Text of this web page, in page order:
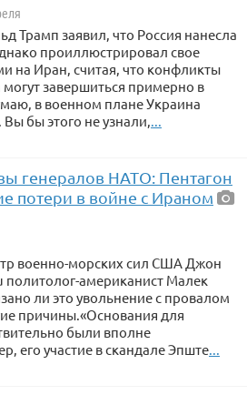
Трамп заявил, что Россия нанесла
проиллюстрировал свое
на Иран, считая, что конфликты
завершиться примерно в
в военном плане Украина
бы этого не узнали,...
генералов НАТО: Пентагон
потери в войне с Ираном
военно-морских сил США Джон
политолог-американист Малек
ли это увольнение с провалом
причины.«Основания для
были вполне
его участие в скандале Эпште...